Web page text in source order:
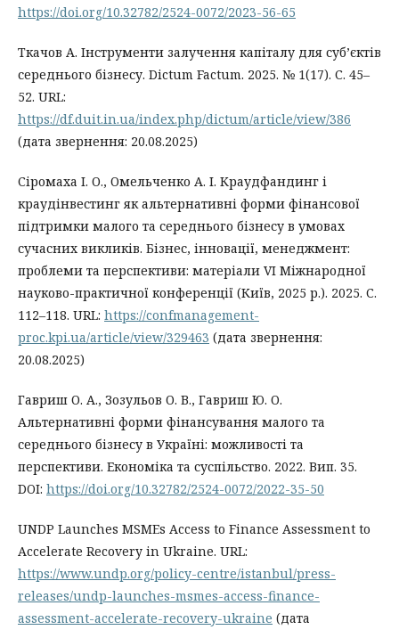
https://doi.org/10.32782/2524-0072/2023-56-65
Ткачов А. Інструменти залучення капіталу для суб’єктів
середнього бізнесу. Dictum Factum. 2025. № 1(17). С. 45–
52. URL:
https://df.duit.in.ua/index.php/dictum/article/view/386
(дата звернення: 20.08.2025)
Сіромаха І. О., Омельченко А. І. Краудфандинг і
краудінвестинг як альтернативні форми фінансової
підтримки малого та середнього бізнесу в умовах
сучасних викликів. Бізнес, інновації, менеджмент:
проблеми та перспективи: матеріали VI Міжнародної
науково-практичної конференції (Київ, 2025 р.). 2025. С.
112–118. URL: https://confmanagement-
proc.kpi.ua/article/view/329463 (дата звернення:
20.08.2025)
Гавриш О. А., Зозульов О. В., Гавриш Ю. О.
Альтернативні форми фінансування малого та
середнього бізнесу в Україні: можливості та
перспективи. Економіка та суспільство. 2022. Вип. 35.
DOI: https://doi.org/10.32782/2524-0072/2022-35-50
UNDP Launches MSMEs Access to Finance Assessment to
Accelerate Recovery in Ukraine. URL:
https://www.undp.org/policy-centre/istanbul/press-
releases/undp-launches-msmes-access-finance-
assessment-accelerate-recovery-ukraine (дата